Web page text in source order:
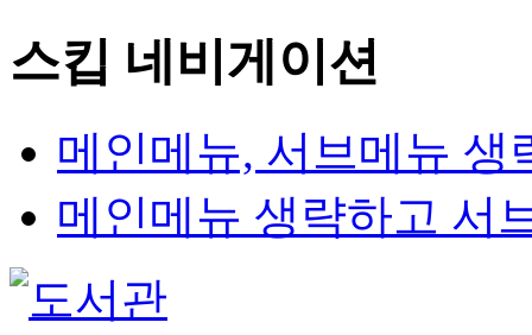
스킵 네비게이션
메인메뉴, 서브메뉴 생
메인메뉴 생략하고 서